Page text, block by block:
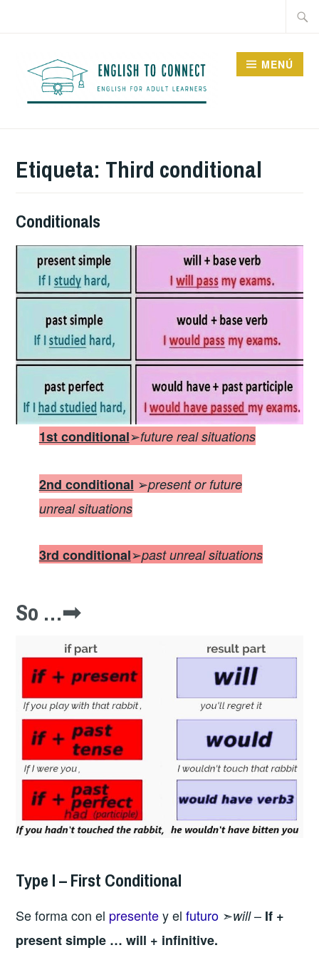
MENÚ
Etiqueta: Third conditional
Conditionals
1st conditional➢future real situations
2nd conditional ➢present or future
unreal situations
3rd conditional➢past unreal situations
So …➟
Type I – First Conditional
Se forma con el presentey elfuturo ➣will– If +
present simple … will + infinitive.